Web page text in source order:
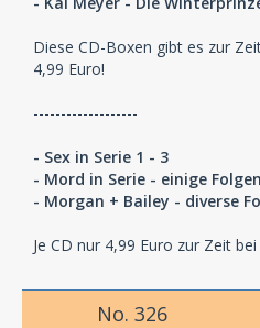
Diese CD-Boxen gibt es zur
4,99 Euro!
-------------------
- Sex in Serie 1 - 3
- Mord in Serie - einige Folgen
- Morgan + Bailey - diverse
Je CD nur 4,99 Euro zur Zeit
No. 326